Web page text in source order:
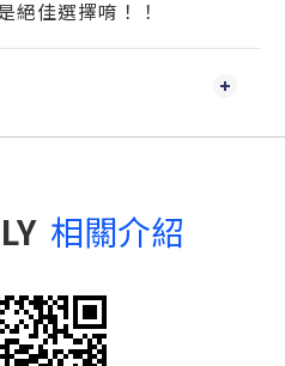
絕佳選擇唷！！
相關介紹